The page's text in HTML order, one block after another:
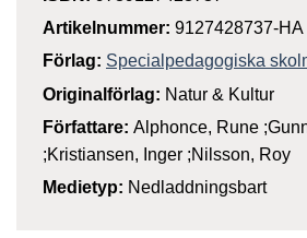
Artikelnummer: 9127428737-HA
Förlag: Specialpedagogiska
Originalförlag: Natur & Kultur
Författare: Alphonce, Rune
;Kristiansen, Inger ;Nilsson, Roy
Medietyp: Nedladdningsbart